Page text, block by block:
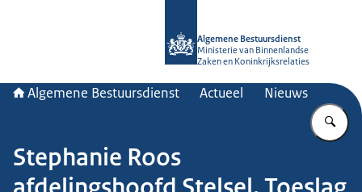
Algemene Bestuursdienst
Ministerie van Binnenlandse
Zaken en Koninkrijksrelaties
Algemene Bestuursdienst Actueel Nieuws
Stephanie Roos